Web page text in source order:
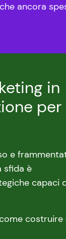
ancora
in
per
e
sfida è
capaci
costruire